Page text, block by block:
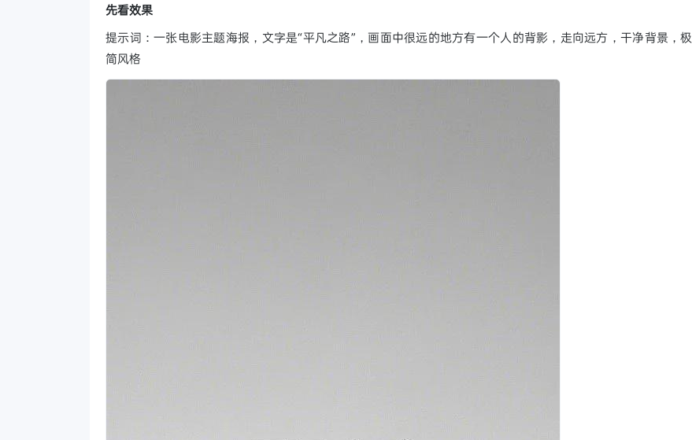
先看效果
提示词：一张电影主题海报，文字是“平凡之路”，画面中很远的地方有一个人的背影，走向远方，干净背景，极
简风格